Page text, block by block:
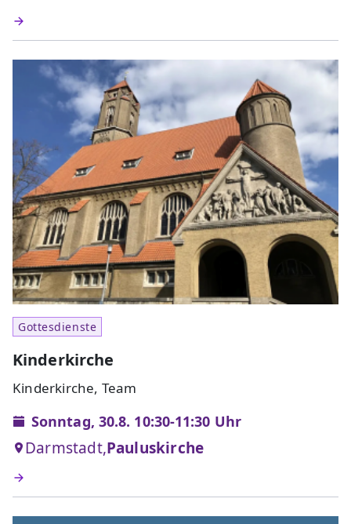
Gottesdienste
Kinderkirche
Kinderkirche, Team
Sonntag, 30.8. 10:30-11:30 Uhr
Darmstadt,Pauluskirche